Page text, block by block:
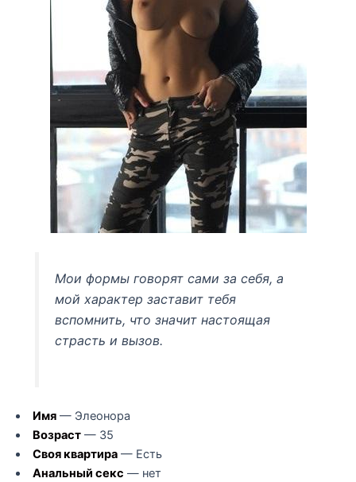
Мои формы говорят сами за себя, а
мой характер заставит тебя
вспомнить, что значит настоящая
страсть и вызов.
Имя— Элеонора
Возраст— 35
Своя квартира— Есть
Анальный секс — нет